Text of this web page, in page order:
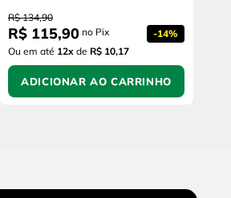
R$ 134,90
R$ 115,90 no Pix -14%
Ou em até 12x de R$ 10,17
ADICIONAR AO CARRINHO